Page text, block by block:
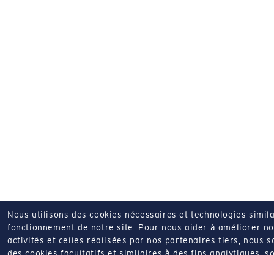
Nous utilisons des cookies nécessaires et technologies
fonctionnement de notre site. Pour nous aider à améliorer
activités et celles réalisées par nos partenaires tiers, nous